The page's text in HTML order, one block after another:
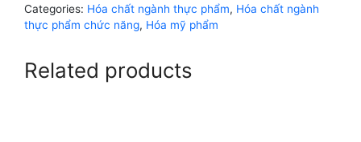
Categories: Hóa chất ngành thực phẩm, Hóa chất ngành
thực phẩm chức năng, Hóa mỹ phẩm
Related products